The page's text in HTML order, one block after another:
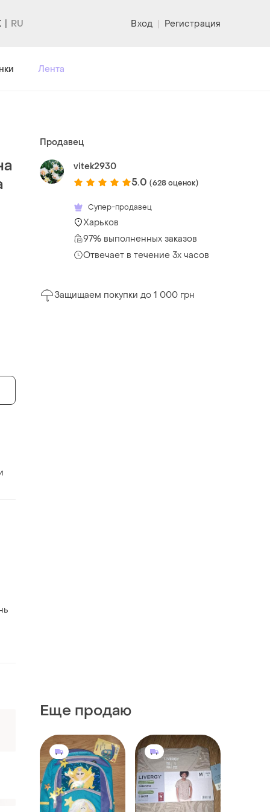
Вход | Регистрация
Лента
Продавец
vitek2930
5.0 (628 оценок)
Супер-продавец
Харьков
97% выполненных заказов
Отвечает в течение 3х часов
Защищаем покупки до 1 000 грн
Еще продаю